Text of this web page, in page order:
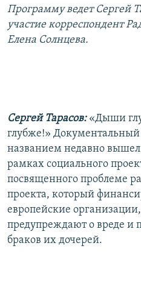
навигации
Вернутся
IDEL.РЕАЛИИ
КАВКАЗ.РЕАЛИИ
ПОДПИШИТЕСЬ НА
СОЦИАЛЬНЫЕ СЕТИ
Все сайты РСЕ/РС
Программу ведет Сергей
участие корреспондент
Елена Солнцева.
Сергей Тарасов: «Дыши
глубже!»
названием недавно
рамках социального
посвященного проблеме
проекта, который
европейские
предупреждают о вреде и
браков их дочерей.